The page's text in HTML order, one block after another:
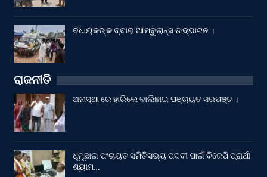
ବିଧାୟକଙ୍କ ଦ୍ବାରା ଆମ୍ବୁଲାନ୍ସ ଉଦ୍‌ଘାଟନ ।
ରାଜନୀତି
ଅନାସ୍ଥା ରେ ହାରିଲେ ବାଲିଛାଇ ପଞ୍ଚାୟତ ସରପଞ୍ଚ ।
ଧୂମୂଛାଇ ପଂଚାୟତ ସମିତିସଭ୍ୟ ପଦବୀ ପାଇଁ ବିଜେପି ପ୍ରାର୍ଥୀ
ଶ୍ୟାମ…